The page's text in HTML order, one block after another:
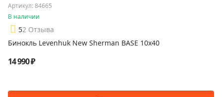
Артикул: 84665
В наличии
52 Отзыва
Бинокль Levenhuk New Sherman BASE 10x40
14 990 ₽